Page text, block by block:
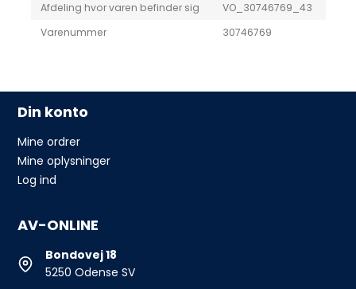
Afdeling hvor varen befinder sig
VO_30746769_43
Varenummer
30746769
Din konto
Mine ordrer
Mine oplysninger
Log ind
AV-ONLINE
Bondovej 18
5250 Odense SV